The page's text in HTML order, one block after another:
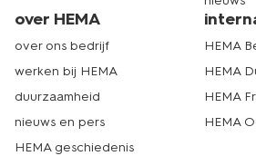
over HEMA
over ons bedrijf
werken bij HEMA
duurzaamheid
nieuws en pers
HEMA geschiedenis
HEMA
HEMA
HEMA
HEMA